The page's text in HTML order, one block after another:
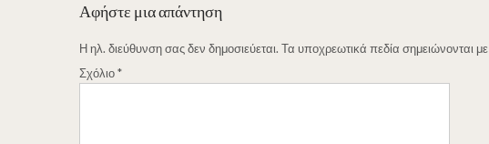
Αφήστε μια απάντηση
Η ηλ. διεύθυνση σας δεν δημοσιεύεται. Τα υποχρεωτικά πεδία σημειώνονται με
Σχόλιο*